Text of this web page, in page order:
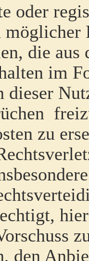
oder
die
im
zu
den